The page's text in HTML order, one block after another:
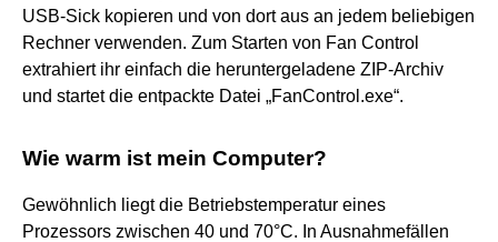
USB-Sick kopieren und von dort aus an jedem beliebigen
Rechner verwenden. Zum Starten von Fan Control
extrahiert ihr einfach die heruntergeladene ZIP-Archiv
und startet die entpackte Datei „FanControl.exe“.
Wie warm ist mein Computer?
Gewöhnlich liegt die Betriebstemperatur eines
Prozessors zwischen 40 und 70°C. In Ausnahmefällen